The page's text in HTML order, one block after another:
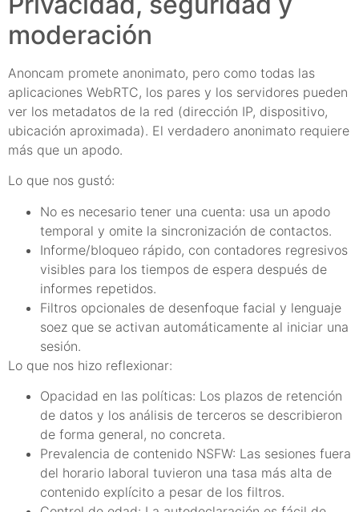
moderación
Anoncam promete anonimato, pero como todas las
aplicaciones WebRTC, los pares y los servidores pueden
ver los metadatos de la red (dirección IP, dispositivo,
ubicación aproximada). El verdadero anonimato requiere
más que un apodo.
Lo que nos gustó:
No es necesario tener una cuenta: usa un apodo
temporal y omite la sincronización de contactos.
Informe/bloqueo rápido, con contadores regresivos
visibles para los tiempos de espera después de
informes repetidos.
Filtros opcionales de desenfoque facial y lenguaje
soez que se activan automáticamente al iniciar una
sesión.
Lo que nos hizo reflexionar:
Opacidad en las políticas: Los plazos de retención
de datos y los análisis de terceros se describieron
de forma general, no concreta.
Prevalencia de contenido NSFW: Las sesiones fuera
del horario laboral tuvieron una tasa más alta de
contenido explícito a pesar de los filtros.